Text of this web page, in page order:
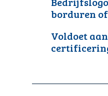
borduren
Voldoet